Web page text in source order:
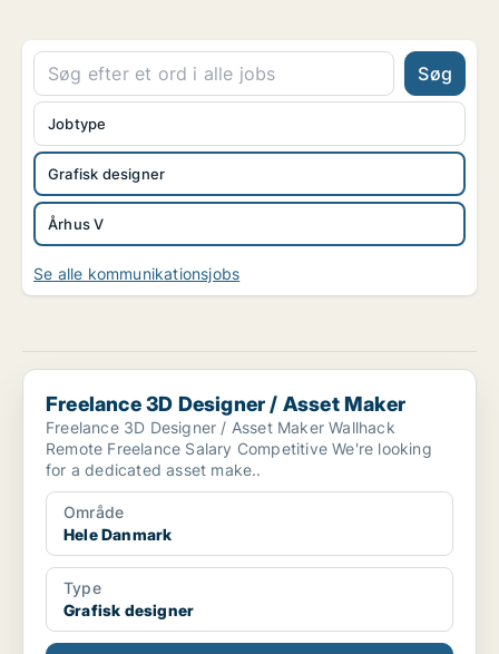
Søg
Grafisk designer
Århus V
Jobtype
Se alle kommunikationsjobs
Freelance 3D Designer / Asset Maker
Freelance 3D Designer / Asset Maker
Freelance 3D Designer / Asset Maker Wallhack
Remote Freelance Salary Competitive We're looking
for a dedicated asset make..
Område
Hele Danmark
Type
Grafisk designer